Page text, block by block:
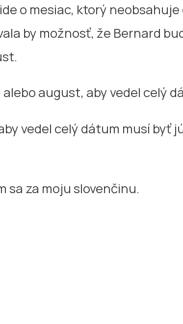
o mesiac, ktorý
by možnosť, že Bernard
august, aby vedel celý
vedel celý dátum musí byť
sa za moju slovenčinu.